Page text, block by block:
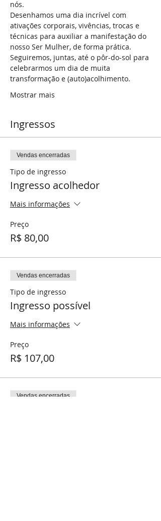
nós.
Desenhamos uma dia incrível com
ativações corporais, vivências, trocas e
técnicas para auxiliar a manifestação do
nosso Ser Mulher, de forma prática.
Seguiremos, juntas, até o pôr-do-sol para
celebrarmos um dia de muita
transformação e (auto)acolhimento.
Mostrar mais
Ingressos
Vendas encerradas
Tipo de ingresso
Ingresso acolhedor
Mais informações
Preço
R$ 80,00
Vendas encerradas
Tipo de ingresso
Ingresso possível
Mais informações
Preço
R$ 107,00
Vendas encerradas